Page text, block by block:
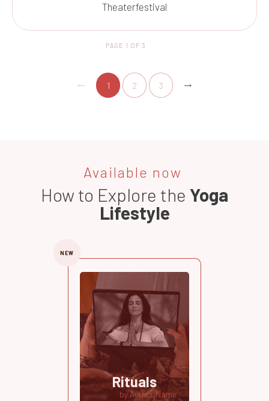
Theaterfestival
PAGE 1 OF 3
1 2 3
Available now
How to Explore the Yoga
Lifestyle
NEW
Rituals
by Author Name